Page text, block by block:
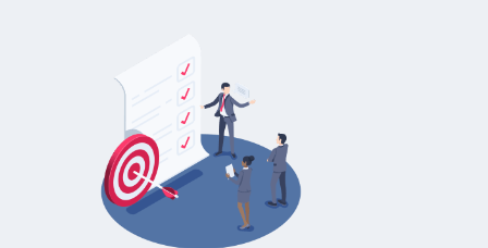
必須スキル
・グラフィックデザインの実務経験
・LP、バナーデザインの実務経験
・UI/UXデザインのご経験
・上記デザインのアートディレクシ
ョン、クリエイティブディレクショ
ンの経験
・数値改善などのマーケティングの